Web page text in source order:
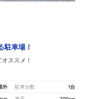
駐車場！
ススメ！
外 駐車台数 1台